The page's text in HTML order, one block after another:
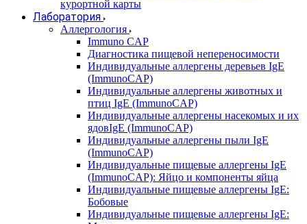
курортной карты
Лаборатория
Аллергология
Immuno CAP
Диагностика пищевой непереносимости
Индивидуальные аллергены деревьев IgE
(ImmunoCAP)
Индивидуальные аллергены животных и
птиц IgE (ImmunoCAP)
Индивидуальные аллергены насекомых и их
ядовIgE (ImmunoCAP)
Индивидуальные аллергены пыли IgE
(ImmunoCAP)
Индивидуальные пищевые аллергены IgE
(ImmunoCAP): Яйцо и компоненты яйца
Индивидуальные пищевые аллергены IgE:
Бобовые
Индивидуальные пищевые аллергены IgE: